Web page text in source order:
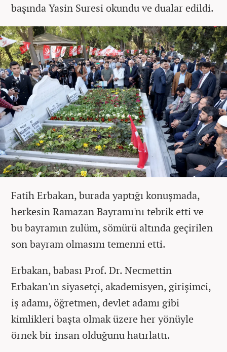
başında Yasin Suresi okundu ve dualar edildi.
Fatih Erbakan, burada yaptığı konuşmada,
herkesin Ramazan Bayramı'nı tebrik etti ve
bu bayramın zulüm, sömürü altında geçirilen
son bayram olmasını temenni etti.
Erbakan, babası Prof. Dr. Necmettin
Erbakan'ın siyasetçi, akademisyen, girişimci,
iş adamı, öğretmen, devlet adamı gibi
kimlikleri başta olmak üzere her yönüyle
örnek bir insan olduğunu hatırlattı.